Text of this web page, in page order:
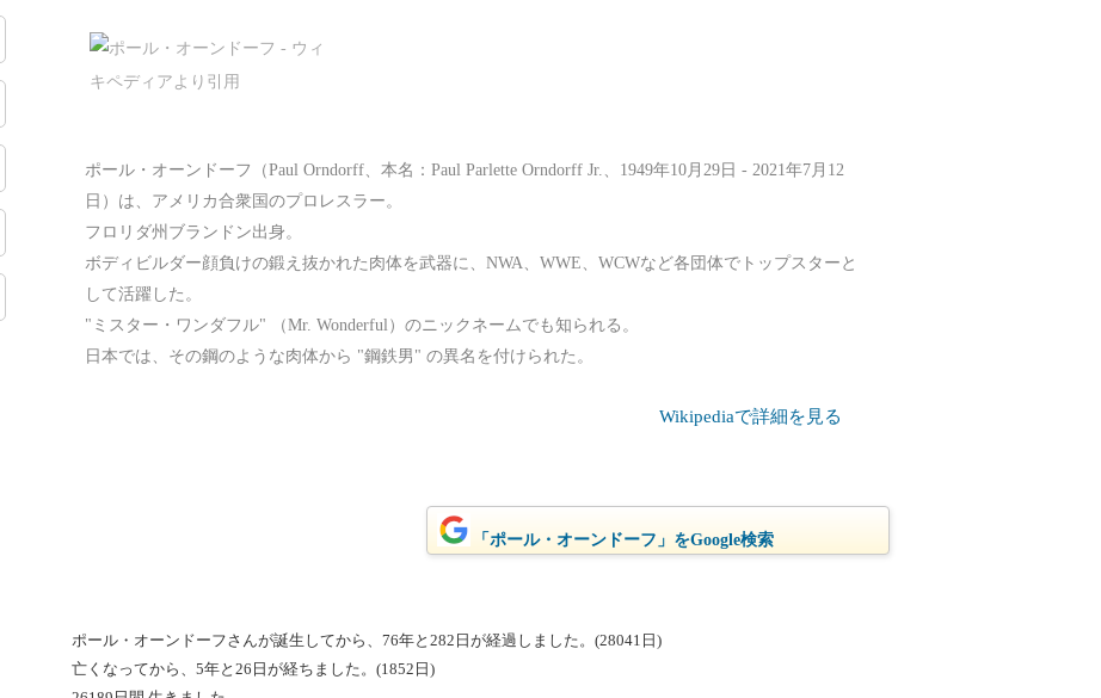
ポール・オーンドーフ（Paul Orndorff、本名：Paul Parlette Orndorff Jr.、1949年10月29日 - 2021年7月12
日）は、アメリカ合衆国のプロレスラー。
フロリダ州ブランドン出身。
ボディビルダー顔負けの鍛え抜かれた肉体を武器に、NWA、WWE、WCWなど各団体でトップスターと
して活躍した。
"ミスター・ワンダフル" （Mr. Wonderful）のニックネームでも知られる。
日本では、その鋼のような肉体から "鋼鉄男" の異名を付けられた。
Wikipediaで詳細を見る
「ポール・オーンドーフ」をGoogle検索
ポール・オーンドーフさんが誕生してから、76年と282日が経過しました。(28041日)
亡くなってから、5年と26日が経ちました。(1852日)